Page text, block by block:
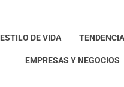
ESTILO DE VIDA
EMPRESAS Y NEGOCIOS